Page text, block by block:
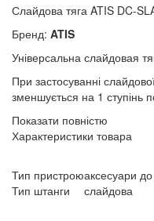
Слайдова тяга ATIS DC-
Бренд: ATIS
Універсальна слайдовая
При застосуванні
зменшується на 1 ступінь
Показати повністю
Характеристики товара
Тип пристроюаксесуари до
Тип штанги
слайдова